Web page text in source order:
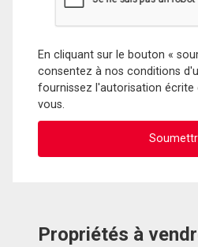
En cliquant sur le bouton «
consentez à nos conditions
fournissez l'autorisation écrite
vous.
Propriétés à